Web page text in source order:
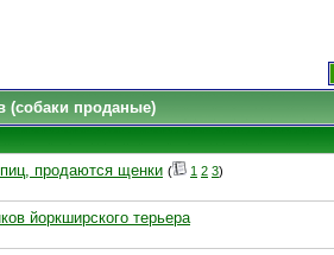
(собаки проданые)
продаются щенки ( 1 2 3)
йоркширского терьера